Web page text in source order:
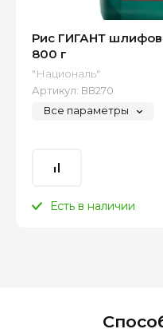
Рис ГИГАНТ
800 г
"Националь"
Артикул: ВВ270
Все параметры
Есть в наличии